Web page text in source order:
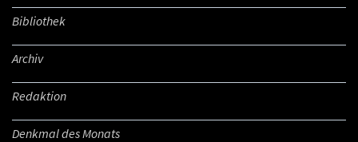
Bibliothek
Archiv
Redaktion
Denkmal des Monats